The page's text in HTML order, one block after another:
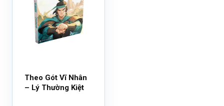
Theo Gót Vĩ Nhân
– Lý Thường Kiệt